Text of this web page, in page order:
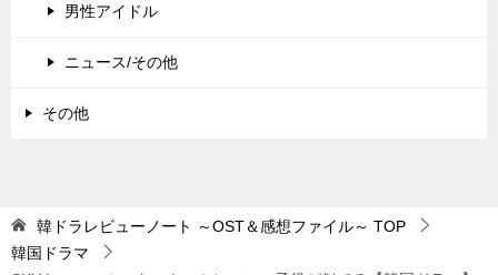
男性アイドル
ニュース/その他
その他
韓ドラレビューノート ～OST＆感想ファイル～ TOP
韓国ドラマ